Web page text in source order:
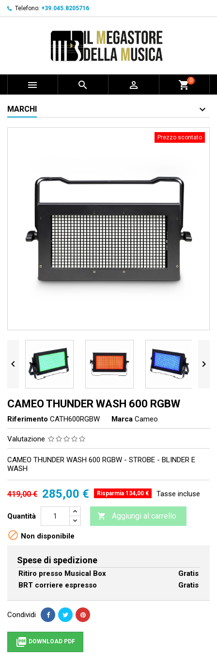
Telefono: +39.045.8205716
   shopping_cart0
MARCHI
Prezzo scontato
 
CAMEO THUNDER WASH 600 RGBW
Riferimento CATH600RGBW Marca Cameo
Valutazione
CAMEO THUNDER WASH 600 RGBW - STROBE - BLINDER E
WASH
419,00 € 285,00 € Risparmia 134,00 € Tasse incluse
Quantità  Aggiungi al carrello
 Non disponibile
Spese di spedizione
Ritiro presso Musical Box
Gratis
BRT corriere espresso
Gratis
Condividi
 DOWNLOAD PDF